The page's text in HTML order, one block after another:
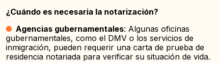
¿Cuándo es necesaria la notarización?
Agencias gubernamentales: Algunas oficinas
gubernamentales, como el DMV o los servicios de
inmigración, pueden requerir una carta de prueba de
residencia notariada para verificar su situación de vida.